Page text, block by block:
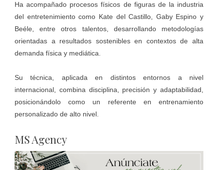
Ha acompañado procesos físicos de figuras de la industria
del entretenimiento como Kate del Castillo, Gaby Espino y
Beéle, entre otros talentos, desarrollando metodologías
orientadas a resultados sostenibles en contextos de alta
demanda física y mediática.
Su técnica, aplicada en distintos entornos a nivel
internacional, combina disciplina, precisión y adaptabilidad,
posicionándolo como un referente en entrenamiento
personalizado de alto nivel.
MS Agency